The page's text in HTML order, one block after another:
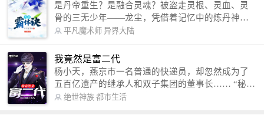
是丹帝重生？是融合灵魂？被盗走灵根、灵血、灵
骨的三无少年——龙尘，凭借着记忆中的炼丹神
术，修行神秘功法九星霸体诀，拨开重重迷雾，解
勾搭各色美女，镇压恶鬼邪神。 江湖传闻：龙
尘一到，地吼天啸。龙尘一出，鬼泣神哭。 本
故事纯属虚构，如有雷同，那就是真事儿，想要对
号入座，抓紧时间进群：487963015 微信公众号：
平凡魔术师,或者搜索：pingfanmoshushi1982,公众
平凡魔术师 异界大陆
我竟然是富二代
杨小天，燕京市一名普通的快递员，却忽然成为了
五百亿遗产的继承人和双子集团的董事长…… “秘
书，给我定制一套百亿富翁的吃喝住行标准！” “好
绝世神族 都市生活